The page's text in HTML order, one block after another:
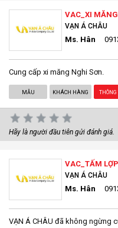
VAC_XI MĂNG
VẠN Á CHÂU
Ms. Hân
Cung cấp xi măng Nghi Sơn.
MẪU KHÁCH HÀNG THÔNG
Hãy là người đầu tiên gửi đánh giá.
VAC_TẤM
VẠN Á CHÂU
Ms. Hân
VẠN Á CHÂU đã không ngừng